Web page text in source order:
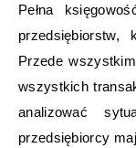
Pełna
Przede
wszystkich
analizować
przedsiębiorcy